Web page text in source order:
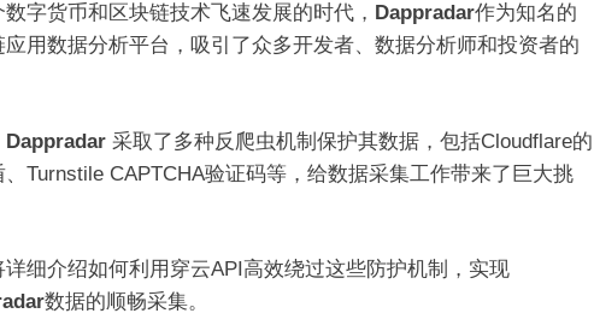
字货币和区块链技术飞速发展的时代， Dappradar作为知名的
应用数据分析平台，吸引了众多开发者、数据分析师和投资者的
Dappradar 采取了多种反爬虫机制保护其数据，包括Cloudflare的
、Turnstile CAPTCHA验证码等，给数据采集工作带来了巨大挑
详细介绍如何利用穿云API高效绕过这些防护机制，实现
数据的顺畅采集。